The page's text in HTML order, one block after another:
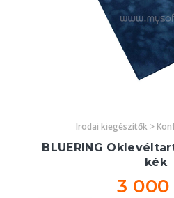
Irodai kiegészítők >
BLUERING
kék
3